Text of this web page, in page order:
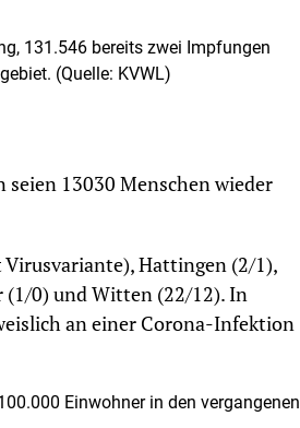
131.546 bereits zwei Impfungen
(Quelle: KVWL)
13030 Menschen wieder
Hattingen (2/1),
(1/0) und Witten (22/12). In
an einer Corona-Infektion
Einwohner in den vergangenen